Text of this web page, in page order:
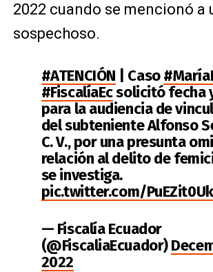
2022 cuando se mencionó a
sospechoso.
#ATENCIÓN | Caso
#FiscalíaEcsolicitó fecha
para la audiencia de
del subteniente Alfonso
C. V., por una presunta
relación al delito de
se investiga.
pic.twitter.com/
— Fiscalía Ecuador
(@FiscaliaEcuador)
2022